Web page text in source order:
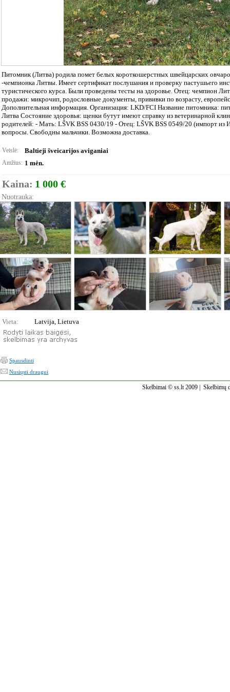
Питомник (Литва) родила помет белых короткошерстных швейцарских
-чемпионка Литвы. Имеет сертификат послушания и проверку пастушьего
туристического курса. Были проведены тесты на здоровье. Отец: чемпион
продажи: микрочип, родословные документы, прививки по возрасту,
Дополнительная информация. Организация: LKD/FCI Название питомника:
Литва Состояние здоровья: щенки бутут имеют справку из ветеринарной
родителей: - Мать: LŠVK BSS 0430/19 - Отец: LŠVK BSS 0549/20 (импорт из
вопросы. Свободны мальчики. Возможна доставка.
Veislė: Baltieji šveicarijos aviganiai
Amžius: 1 mėn.
Kaina: 1 000 €
Nuotrauka:
Vieta: Latvija, Lietuva
Spausdinti
Nusiųsti draugui
Skelbimai © ss.lt 2009 | Skelbimų